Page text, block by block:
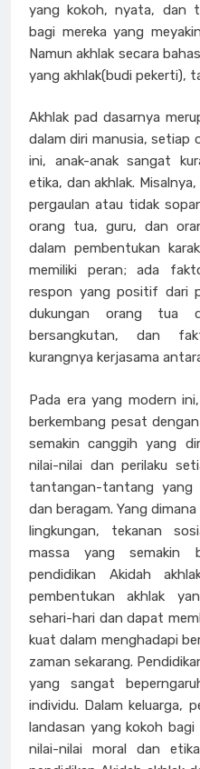
yang kokoh, nyata, dan
bagi mereka yang
Namun akhlak secara
yang akhlak(budi pekerti),
Akhlak pad dasarnya
dalam diri manusia, setiap
ini, anak-anak sangat
etika, dan akhlak.
pergaulan atau tidak
orang tua, guru, dan
dalam pembentukan
memiliki peran; ada
respon yang positif dari
dukungan orang tua
bersangkutan, dan
kurangnya kerjasama
Pada era yang modern
berkembang pesat
semakin canggih yang
nilai-nilai dan perilaku
tantangan-tantang yang
dan beragam. Yang
lingkungan, tekanan
massa yang semakin
pendidikan Akidah
pembentukan akhlak
sehari-hari dan dapat
kuat dalam menghadapi
zaman sekarang.
yang sangat
individu. Dalam keluarga,
landasan yang kokoh
nilai-nilai moral dan